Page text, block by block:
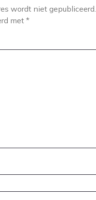
wordt niet gepubliceerd.
met *